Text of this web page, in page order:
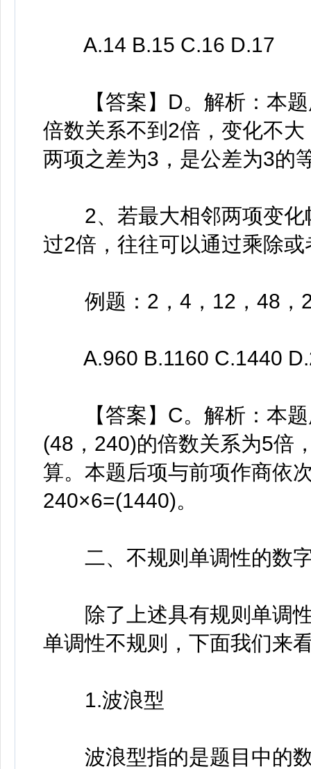
A.14 B.15 C.16 D.17
【答案】D。解析：本题
倍数关系不到2倍，变化不
两项之差为3，是公差为3的
2、若最大相邻两项变化
过2倍，往往可以通过乘除
例题：2，4，12，48，
A.960 B.1160 C.1440
【答案】C。解析：本题
(48，240)的倍数关系为5倍
算。本题后项与前项作商依
240×6=(1440)。
二、不规则单调性的数
除了上述具有规则单调性
单调性不规则，下面我们来
1.波浪型
波浪型指的是题目中的数